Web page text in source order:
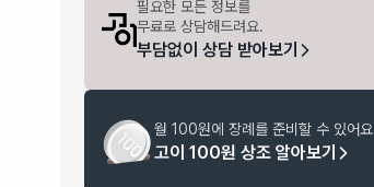
필요한 모든 정보를
무료로 상담해드려요.
부담없이 상담 받아보기
월 100원에 장례를 준비할 수 있어요
고이 100원 상조 알아보기